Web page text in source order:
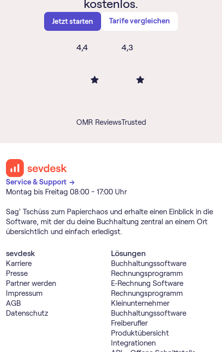
kostenlos.
Jetzt starten Tarife vergleichen
4,4
OMR Reviews
4,3
Trusted
Service & Support →
Montag bis Freitag 08:00 - 17:00 Uhr
Sag’ Tschüss zum Papierchaos und erhalte einen Einblick in die
Software, mit der du deine Buchhaltung zentral an einem Ort
übersichtlich und einfach erledigst.
sevdesk
Karriere
Presse
Partner werden
Impressum
AGB
Datenschutz
Lösungen
Buch­haltungs­software
Rechnungs­programm
E‑Rechnung Software
Rechnungs­programm
Kleinunternehmer
Buch­haltungs­software
Freiberufler
Produktübersicht
Integrationen